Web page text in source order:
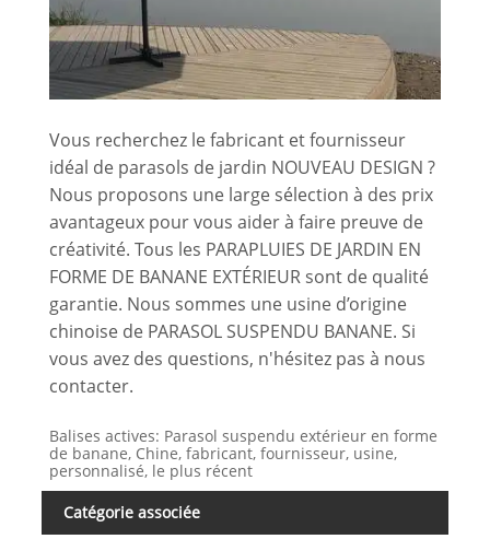
Vous recherchez le fabricant et fournisseur
idéal de parasols de jardin NOUVEAU DESIGN ?
Nous proposons une large sélection à des prix
avantageux pour vous aider à faire preuve de
créativité. Tous les PARAPLUIES DE JARDIN EN
FORME DE BANANE EXTÉRIEUR sont de qualité
garantie. Nous sommes une usine d’origine
chinoise de PARASOL SUSPENDU BANANE. Si
vous avez des questions, n'hésitez pas à nous
contacter.
Balises actives: Parasol suspendu extérieur en forme
de banane, Chine, fabricant, fournisseur, usine,
personnalisé, le plus récent
Catégorie associée